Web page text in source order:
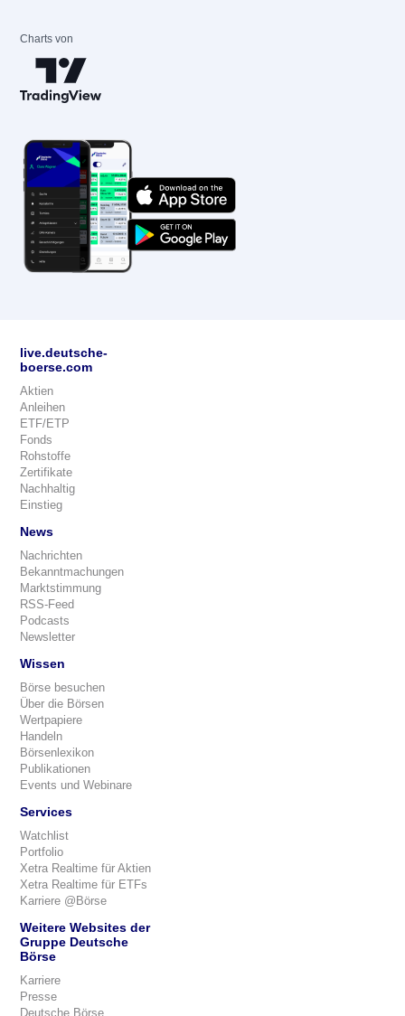
Charts von
live.deutsche-
boerse.com
Aktien
Anleihen
ETF/ETP
Fonds
Rohstoffe
Zertifikate
Nachhaltig
Einstieg
News
Nachrichten
Bekanntmachungen
Marktstimmung
RSS-Feed
Podcasts
Newsletter
Wissen
Börse besuchen
Über die Börsen
Wertpapiere
Handeln
Börsenlexikon
Publikationen
Events und Webinare
Services
Watchlist
Portfolio
Xetra Realtime für Aktien
Xetra Realtime für ETFs
Karriere @Börse
Weitere Websites der
Gruppe Deutsche
Börse
Karriere
Presse
Deutsche Börse